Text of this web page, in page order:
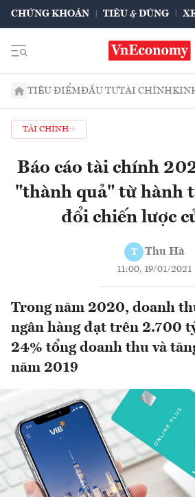
CHỨNG KHOÁN TIÊU & DÙNG
TIÊU ĐIỂMĐẦU TƯTÀI CHÍNH
TÀI CHÍNH
Báo cáo tài chính
"thành quả" từ hành
đổi chiến lược
T Thu Hà
11:00, 19/01/2021
Trong năm 2020, doanh
ngân hàng đạt trên 2.700
24% tổng doanh thu và
năm 2019